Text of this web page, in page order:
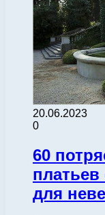
20.06.2023
0
60
для